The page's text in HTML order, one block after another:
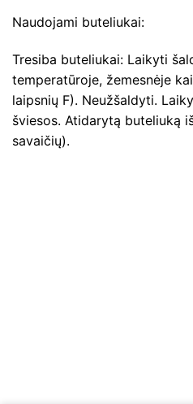
Naudojami buteliukai:
Tresiba buteliukai: Laikyti
temperatūroje, žemesnėje
laipsnių F). Neužšaldyti.
šviesos. Atidarytą buteliuką
savaičių).